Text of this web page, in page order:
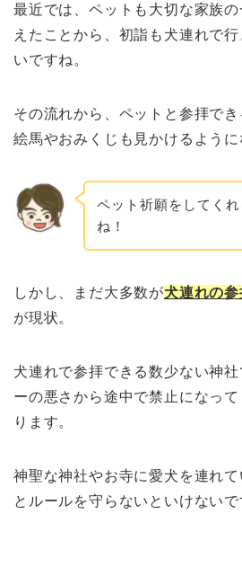
最近では、ペットも大切な家族
えたことから、初詣も犬連れで
いですね。
その流れから、ペットと参拝で
絵馬やおみくじも見かけるように
ペット祈願をしてく
ね！
しかし、まだ大多数が犬連れの
が現状。
犬連れで参拝できる数少ない神
ーの悪さから途中で禁止になっ
ります。
神聖な神社やお寺に愛犬を連れて
とルールを守らないといけないで